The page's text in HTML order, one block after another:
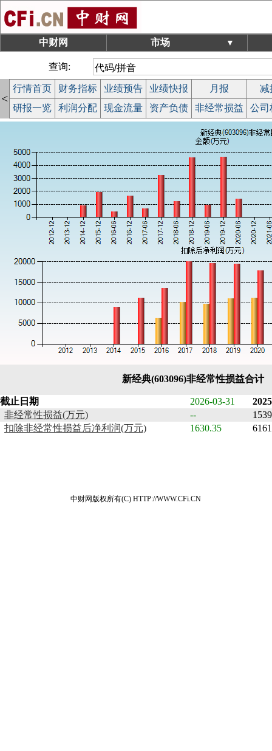
中财网 市场 ▼
查询:
<
行情首页 财务指标 业绩预告 业绩快报 月报
减
研报一览
利润分配 现金流量 资产负债 非经常损益 公司
新经典(603096)非经常性损益合
截止日期 2026-03-31
非经常性损益(万元)
--
扣除非经常性损益后净利润(万元)
1630.35
中财网版权所有(C) HTTP://WWW.CFi.CN